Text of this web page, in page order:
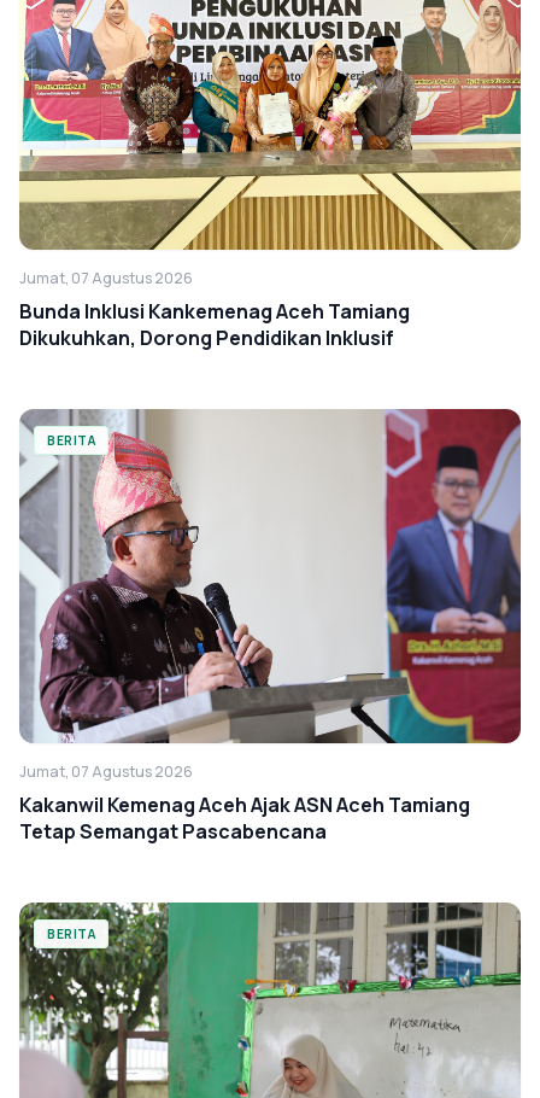
Jumat, 07 Agustus 2026
Bunda Inklusi Kankemenag Aceh Tamiang
Dikukuhkan, Dorong Pendidikan Inklusif
BERITA
Jumat, 07 Agustus 2026
Kakanwil Kemenag Aceh Ajak ASN Aceh Tamiang
Tetap Semangat Pascabencana
BERITA